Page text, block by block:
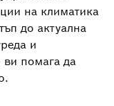
на климатика
до актуална
и
ви помага да